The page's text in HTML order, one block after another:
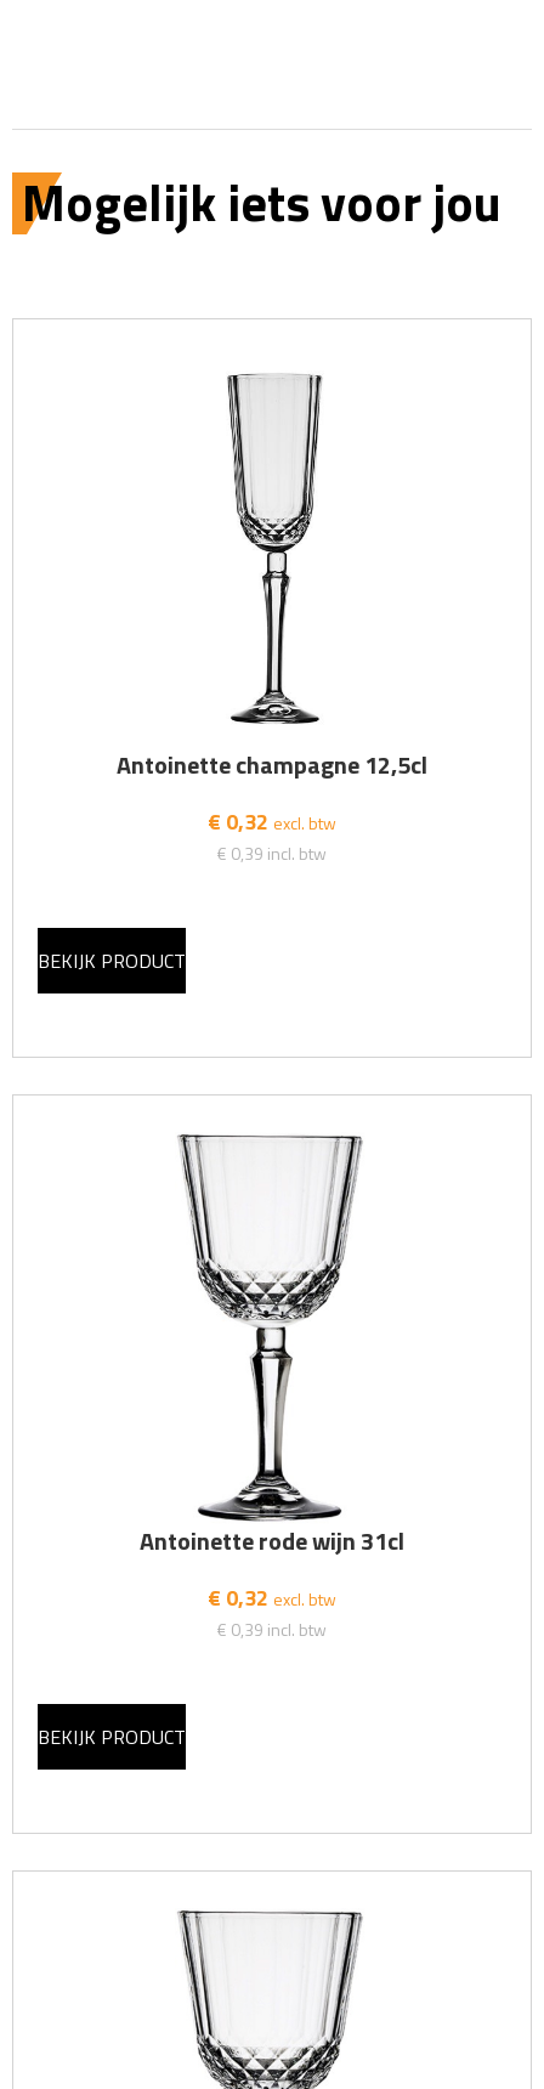
Mogelijk iets voor jou
Antoinette champagne 12,5cl
€ 0,32 excl. btw
€ 0,39 incl. btw
BEKIJK PRODUCT
Antoinette rode wijn 31cl
€ 0,32 excl. btw
€ 0,39 incl. btw
BEKIJK PRODUCT